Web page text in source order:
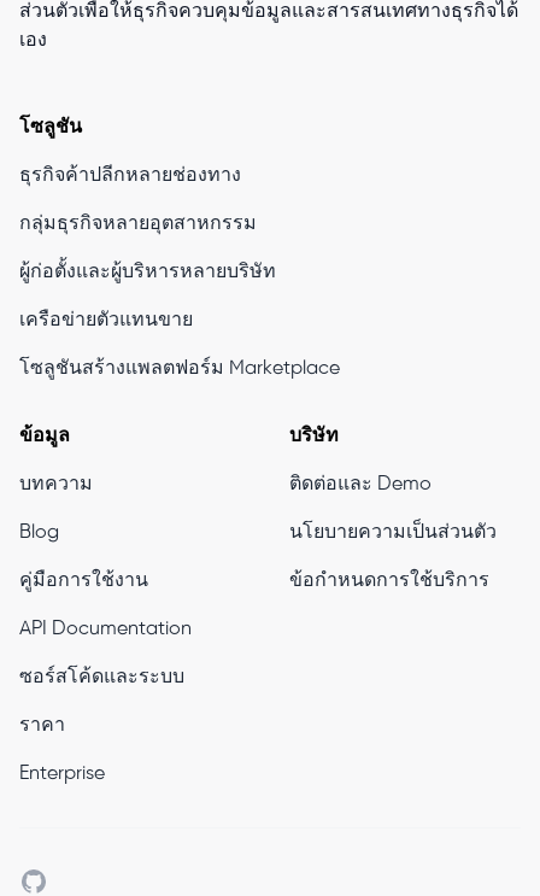
ส่วนตัวเพื่อให้ธุรกิจควบคุมข้อมูลและสารสนเทศทางธุรกิจได้
เอง
โซลูชัน
ธุรกิจค้าปลีกหลายช่องทาง
กลุ่มธุรกิจหลายอุตสาหกรรม
ผู้ก่อตั้งและผู้บริหารหลายบริษัท
เครือข่ายตัวแทนขาย
โซลูชันสร้างแพลตฟอร์ม Marketplace
ข้อมูล
บทความ
Blog
คู่มือการใช้งาน
API Documentation
ซอร์สโค้ดและระบบ
ราคา
Enterprise
บริษัท
ติดต่อและ Demo
นโยบายความเป็นส่วนตัว
ข้อกำหนดการใช้บริการ
Github